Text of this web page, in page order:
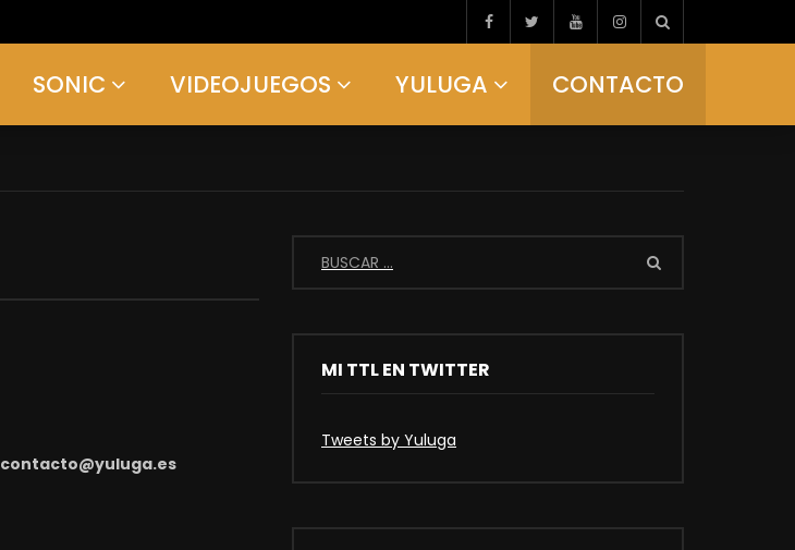
SONIC VIDEOJUEGOS YULUGA CONTACTO
contacto@yuluga.es
MI TTL EN TWITTER
Tweets by Yuluga